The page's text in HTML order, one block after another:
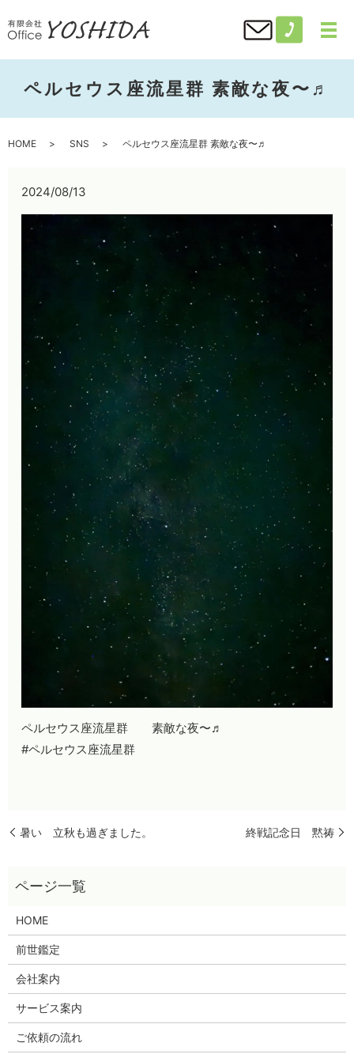
ペルセウス座流星群 素敵な夜〜♬
HOME SNS ペルセウス座流星群 素敵な夜〜♬
2024/08/13
ペルセウス座流星群 素敵な夜〜♬
#ペルセウス座流星群
暑い 立秋も過ぎました。 終戦記念日 黙祷
HOME
前世鑑定
会社案内
サービス案内
ご依頼の流れ